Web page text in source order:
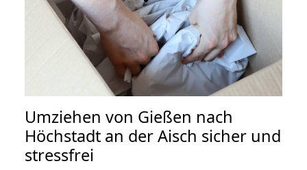
Umziehen von Gießen nach
Höchstadt an der Aisch sicher und
stressfrei